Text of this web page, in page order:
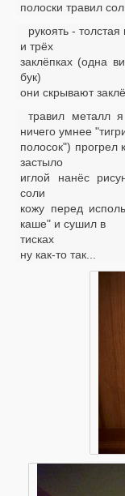
полоски травил
рукоять -
и трёх
заклёпках (одна
бук)
они скрывают
травил металл
ничего умнее
полосок") прогрел
застыло
иглой нанёс
соли
кожу перед
каше" и сушил в
тисках
ну как-то так...